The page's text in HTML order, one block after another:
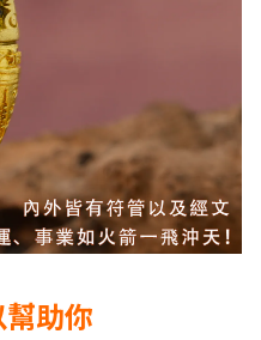
助你